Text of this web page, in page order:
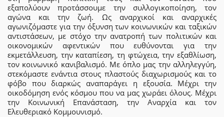
εξαπολύουν προτάσσουμε την συλλογικοποίηση, τον
αγώνα και την ζωή. Ως αναρχικοί και αναρχικές
αγωνιζόμαστε για την όξυνση των κοινωνικών και ταξικών
αντιστάσεων, με στόχο την ανατροπή των πολιτικών και
οικονομικών αφεντικών που ευθύνονται για την
εκμετάλλευση, την καταπίεση, τη φτώχεια, την εξαθλίωση,
τον κοινωνικό κανιβαλισμό. Με όπλο μας την αλληλεγγύη,
στεκόμαστε ενάντια στους πλαστούς διαχωρισμούς και το
φόβο που διαρκώς αναπαράγει η εξουσία. Μέχρι την
οικοδόμηση ενός κόσμου που να μας χωράει όλους. Μέχρι
την Κοινωνική Επανάσταση, την Αναρχία και τον
Ελευθεριακό Κομμουνισμό.